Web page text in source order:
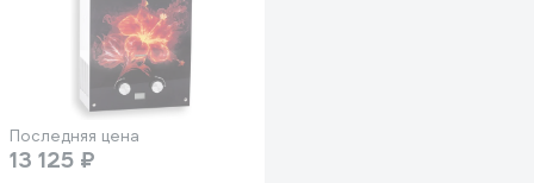
Последняя цена
13 125 ₽